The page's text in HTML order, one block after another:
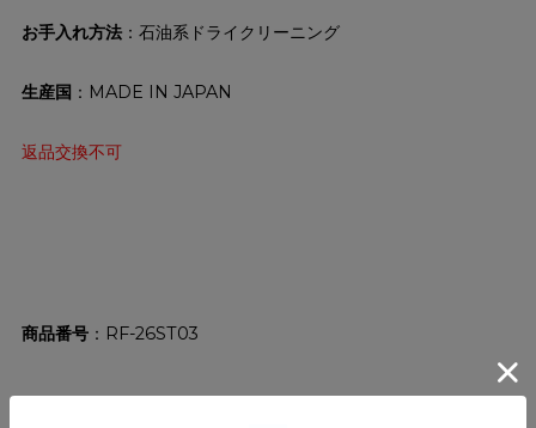
お手入れ方法：石油系ドライクリーニング
生産国 ：MADE IN JAPAN
返品交換不可
商品番号 RF-26ST03